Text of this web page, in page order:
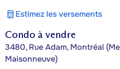
Condo à vendre
3480, Rue Adam, Montréal
Maisonneuve)
Estimez les versements